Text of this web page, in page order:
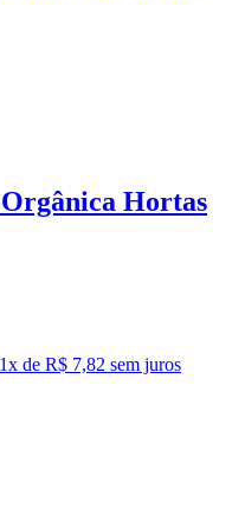
Hortas
1x de R$ 7,82 sem juros